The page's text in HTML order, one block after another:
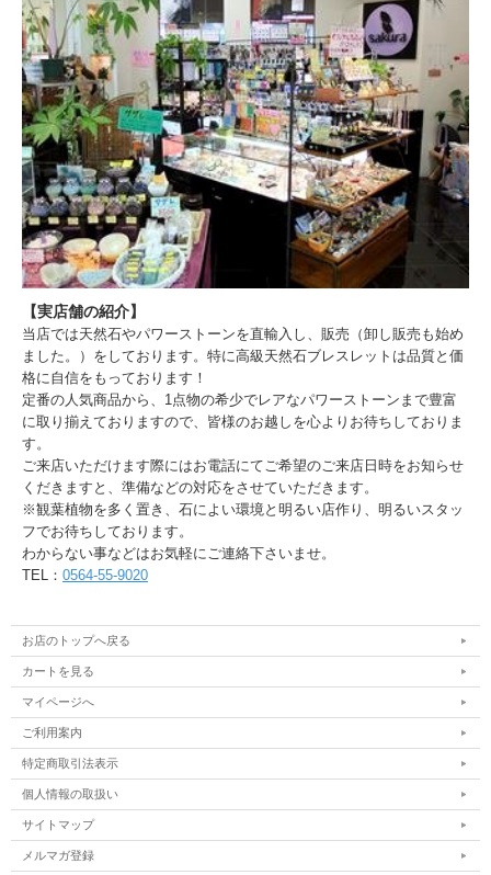
【実店舗の紹介】
当店では天然石やパワーストーンを直輸入し、販売（卸し販売も始め
ました。）をしております。特に高級天然石ブレスレットは品質と価
格に自信をもっております！
定番の人気商品から、1点物の希少でレアなパワーストーンまで豊富
に取り揃えておりますので、皆様のお越しを心よりお待ちしておりま
す。
ご来店いただけます際にはお電話にてご希望のご来店日時をお知らせ
くだきますと、準備などの対応をさせていただきます。
※観葉植物を多く置き、石によい環境と明るい店作り、明るいスタッ
フでお待ちしております。
わからない事などはお気軽にご連絡下さいませ。
TEL： 0564-55-9020
お店のトップへ戻る
カートを見る
マイページへ
ご利用案内
特定商取引法表示
個人情報の取扱い
サイトマップ
メルマガ登録